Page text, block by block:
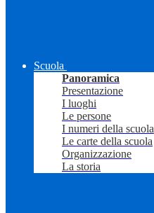
Scuola
Panoramica
Presentazione
I luoghi
Le persone
I numeri della scuola
Le carte della scuola
Organizzazione
La storia